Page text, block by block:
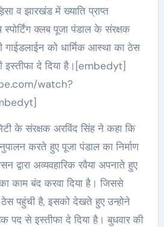
व झारखंड में ख्याति प्राप्त
क्लब पूजा पंडाल के संरक्षक
गाईडलाईन को धार्मिक आस्था का ठेस
इस्तीफा दे दिया है।[embedyt]
watch?
के संरक्षक अरविंद सिंह ने कहा कि
करते हुए पूजा पंडाल का निर्माण
द्वारा अव्यवहारिक रवैया अपनाते हुए
का काम बंद करवा दिया है। जिससे
पहुंची है, इसको देखते हुए उन्होने
पद से इस्तीफा दे दिया है। बुधवार की